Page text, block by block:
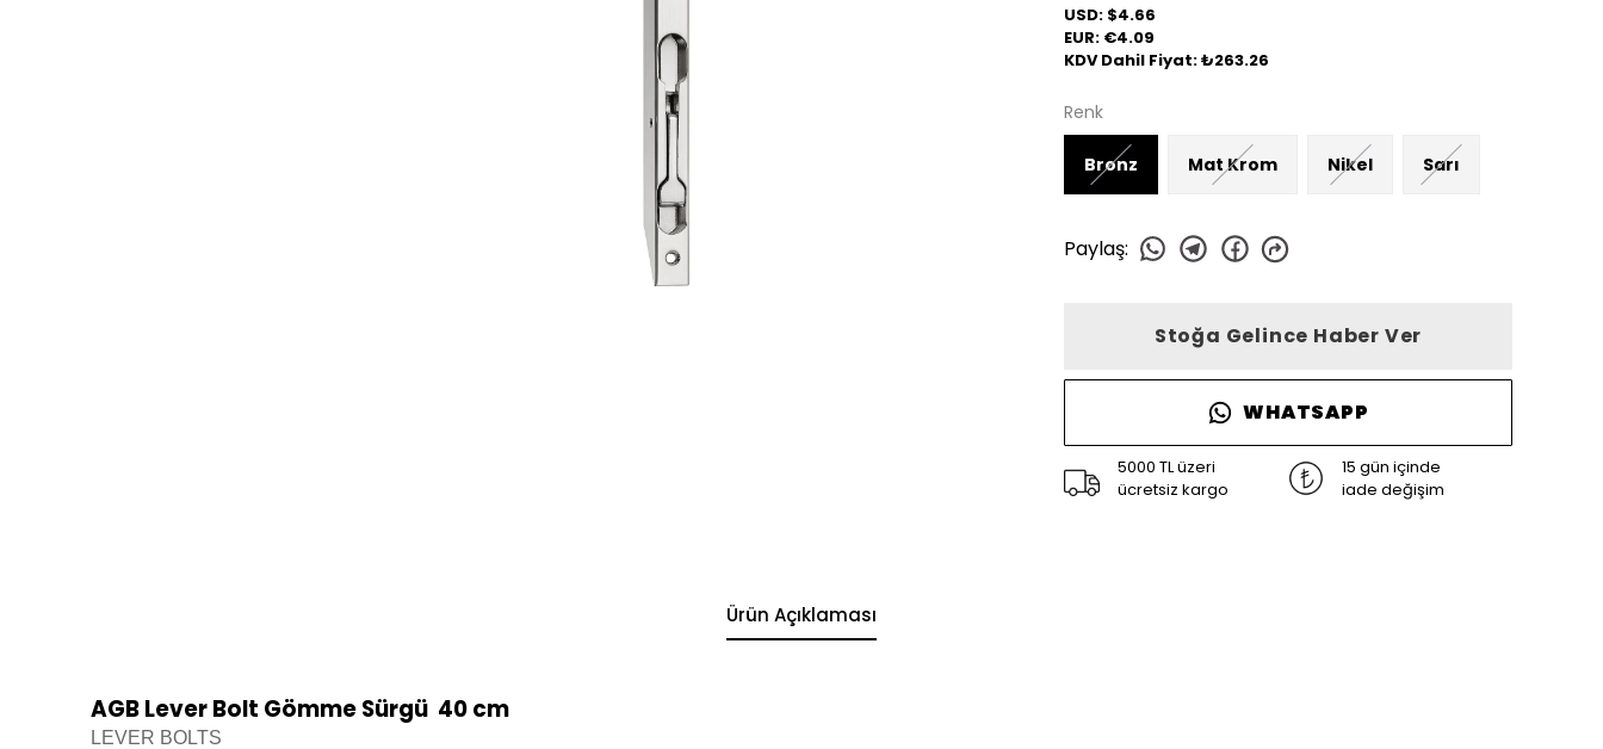
USD: $4.66
EUR: €4.09
KDV Dahil Fiyat: ₺263.26
Renk
Bronz Mat Krom Nikel Sarı
Paylaş:
Stoğa Gelince Haber Ver
WHATSAPP
5000 TL üzeri
ücretsiz kargo
15 gün içinde
iade değişim
Ürün Açıklaması
AGB Lever Bolt Gömme Sürgü 40 cm
LEVER BOLTS